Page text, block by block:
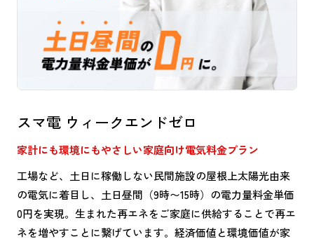
スマ電 ウィークエンドゼロ
家計にも環境にもやさしい家庭向け電気料金プラン
工場など、土日に稼働しない民間施設の屋根上太陽光由来
の電気に着目し、土日昼間（9時〜15時）の電力量料金単価
0円を実現。生まれた再エネをご家庭に供給することで再エ
ネを増やすことに繋げています。経済価値と環境価値が家